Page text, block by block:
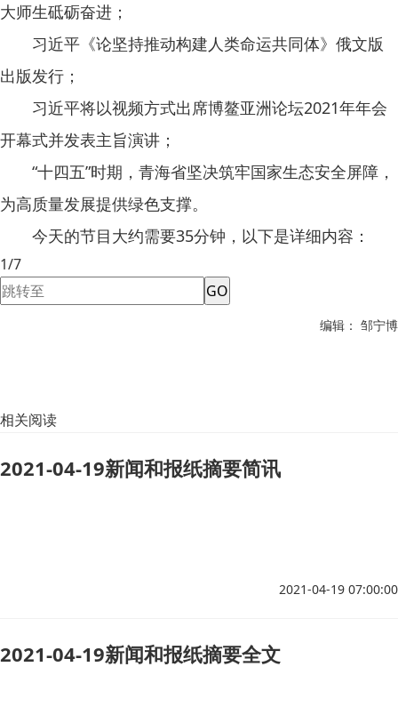
大师生砥砺奋进；
习近平《论坚持推动构建人类命运共同体》俄文版
出版发行；
习近平将以视频方式出席博鳌亚洲论坛2021年年会
开幕式并发表主旨演讲；
“十四五”时期，青海省坚决筑牢国家生态安全屏障，
为高质量发展提供绿色支撑。
今天的节目大约需要35分钟，以下是详细内容：
1/7
GO
编辑： 邹宁博
相关阅读
2021-04-19新闻和报纸摘要简讯
2021-04-19 07:00:00
2021-04-19新闻和报纸摘要全文